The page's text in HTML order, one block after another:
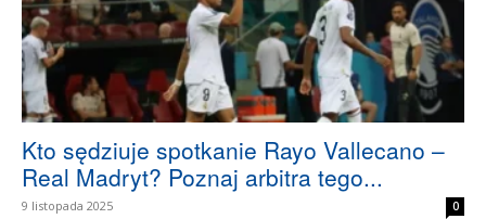
Kto sędziuje spotkanie Rayo Vallecano –
Real Madryt? Poznaj arbitra tego...
9 listopada 2025 0